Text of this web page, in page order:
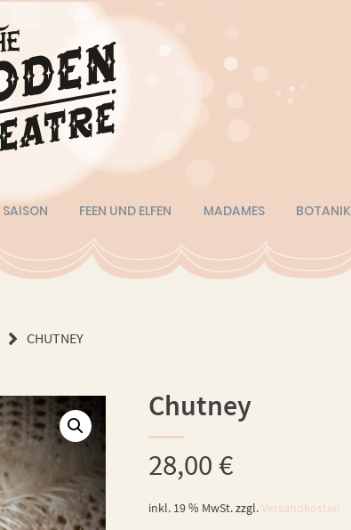
SAISON FEEN UND ELFEN MADAMES BOTANIK
CHUTNEY
Chutney
28,00€
inkl. 19 % MwSt.zzgl.Versandkosten